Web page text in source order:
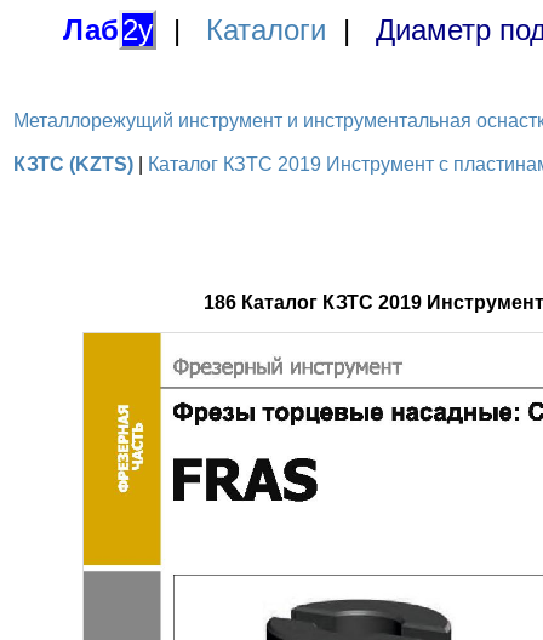
Лаб2у | Каталоги | Диаметр
Металлорежущий инструмент и инструментальная
КЗТС (KZTS) Каталог КЗТС 2019 Инструмент с
186 Каталог КЗТС 2019